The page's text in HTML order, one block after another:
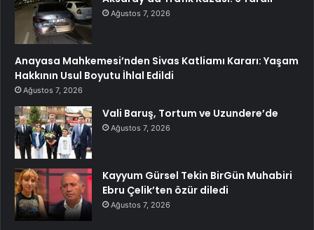
Ağustos 7, 2026
Anayasa Mahkemesi’nden Sivas Katliamı Kararı: Yaşam
Hakkının Usul Boyutu İhlal Edildi
Ağustos 7, 2026
Vali Baruş, Tortum ve Uzundere’de
Ağustos 7, 2026
Kayyum Gürsel Tekin BirGün Muhabiri
Ebru Çelik’ten özür diledi
Ağustos 7, 2026